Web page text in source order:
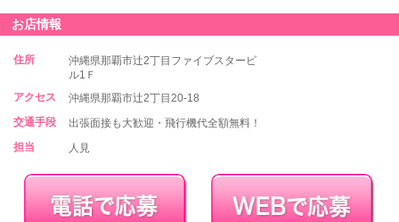
お店情報
住所
沖縄県那覇市辻2丁目ファイブスタービ
ル1Ｆ
アクセス
沖縄県那覇市辻2丁目20-18
交通手段
出張面接も大歓迎・飛行機代全額無料！
担当
人見